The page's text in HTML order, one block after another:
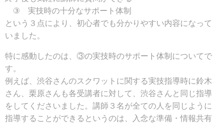
③ 実技時の十分なサポート体制
という３点により、初心者でも分かりやすい内容になって
いました。
特に感動したのは、③の実技時のサポート体制についてで
す。
例えば、渋谷さんのスクワットに関する実技指導時に鈴木
さん、栗原さんも各受講者に対して、渋谷さんと同じ指導
をしてくださいました。講師３名が全ての人を同じように
指導することができるというのは、入念な準備・情報共有